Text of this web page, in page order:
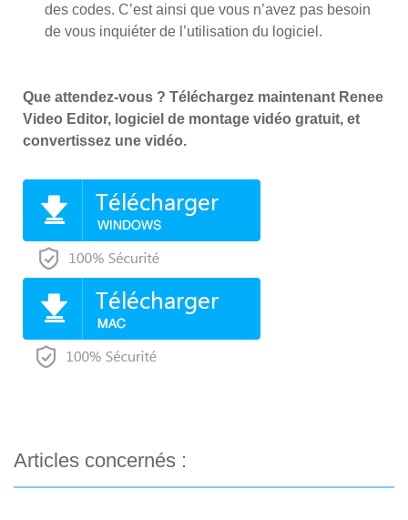
des codes. C’est ainsi que vous n’avez pas besoin
de vous inquiéter de l’utilisation du logiciel.
Que attendez-vous ? Téléchargez maintenant Renee
Video Editor, logiciel de montage vidéo gratuit, et
convertissez une vidéo.
Articles concernés :